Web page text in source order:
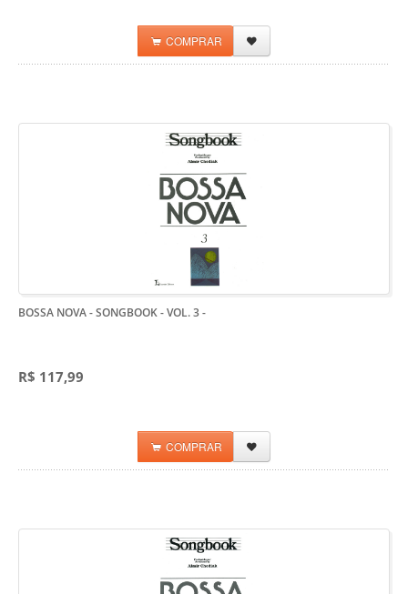
COMPRAR
BOSSA NOVA - SONGBOOK - VOL. 3-
R$ 117,99
COMPRAR